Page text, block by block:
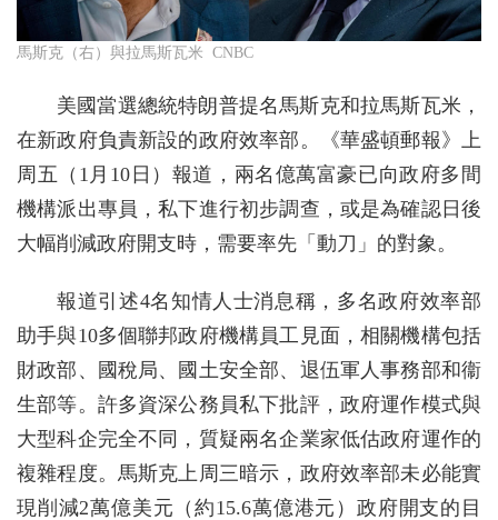
馬斯克（右）與拉馬斯瓦米 CNBC
美國當選總統特朗普提名馬斯克和拉馬斯瓦米，
在新政府負責新設的政府效率部。《華盛頓郵報》上
周五（1月10日）報道，兩名億萬富豪已向政府多間
機構派出專員，私下進行初步調查，或是為確認日後
大幅削減政府開支時，需要率先「動刀」的對象。
報道引述4名知情人士消息稱，多名政府效率部
助手與10多個聯邦政府機構員工見面，相關機構包括
財政部、國稅局、國土安全部、退伍軍人事務部和衞
生部等。許多資深公務員私下批評，政府運作模式與
大型科企完全不同，質疑兩名企業家低估政府運作的
複雜程度。馬斯克上周三暗示，政府效率部未必能實
現削減2萬億美元（約15.6萬億港元）政府開支的目